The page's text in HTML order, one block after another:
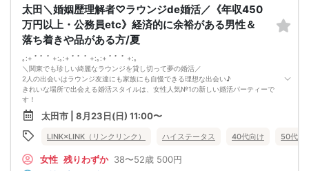
（最小催行人数3:3）
②直接の連絡先交換自由♪
気の合う方がいたら直接連絡先交換してもOK！
トークタイムについて♪
プロフィールシートを全員の異性の方と交換して1対1でお話をしていただきま
す！
女性は着席したままで、男性が席を順番に移動していきます。
トークタイムは、5分～10分（人数で時間変動あり）です！
あまり硬くならず、いつもの自分でゆっくりトークを楽しんでください♪
お仕事の話、趣味の話などでお互いの共通点などをみつけてみてはいかがでしょ
うか…
太田＼婚姻歴理解者♡ラウンジde婚活／《年収450
万円以上・公務員etc》経済的に余裕がある男性＆
落ち着きや品がある方/夏
｡:+ ﾟ ゜ﾟ +:｡:+ ﾟ ゜ﾟ +:｡:+ ﾟ ゜ﾟ +:｡
＼関東でも珍しい綺麗なラウンジを貸し切って夢の婚活／
2人の出会いはラウンジ友達にも家族にも自慢できる理想な出会い♪
きれいな場所で出会える婚活スタイルは、女性人気№1の新しい婚活パーティーで
す！
今回のパーティーは、
価値観を大切にしたい
オトナの同年代企画
①落ち着いていて品がある
③経済的に余裕がある男性
太田市 | 8月23日(日) 11:00〜
LINK×LINK（リンクリンク） ハイステータス 40代向け 50代向
女性 残りわずか 38〜52歳 500円